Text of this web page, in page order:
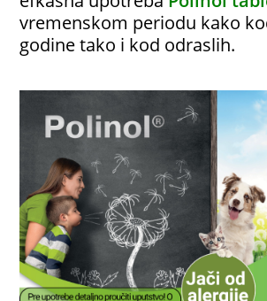
vremenskom periodu kako
godine tako i kod odraslih.